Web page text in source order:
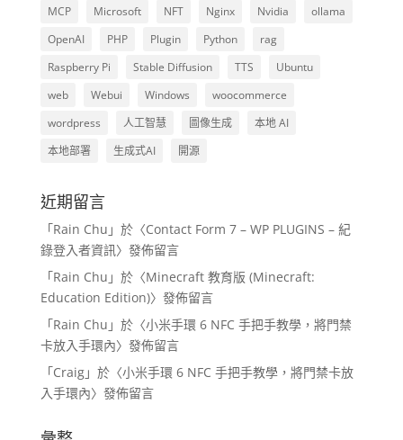
MCP
Microsoft NFT Nginx Nvidia
ollama
OpenAI
PHP Plugin Python
rag
Raspberry Pi
Stable Diffusion TTS
Ubuntu
web
Webui Windows
woocommerce
wordpress
人工智慧 圖像生成
本地 AI
本地部署
生成式AI 開源
近期留言
「Rain Chu 」於〈Contact Form 7 – WP PLUGINS – 紀
錄登入者資訊〉發佈留言
「Rain Chu 」於〈Minecraft 教育版 (Minecraft:
Education Edition)〉發佈留言
「Rain Chu 」於〈小米手環 6 NFC 手把手教學，將門禁
卡放入手環內〉發佈留言
「Craig」於〈小米手環 6 NFC 手把手教學，將門禁卡放
入手環內〉發佈留言